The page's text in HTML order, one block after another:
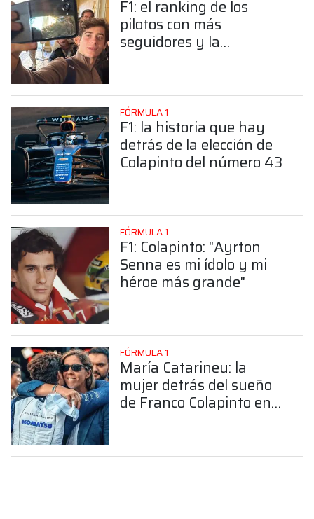
F1: el ranking de los
pilotos con más
seguidores y la
FÓRMULA 1
F1: la historia que hay
detrás de la elección de
Colapinto del número 43
FÓRMULA 1
F1: Colapinto: "Ayrton
Senna es mi ídolo y mi
héroe más grande"
FÓRMULA 1
María Catarineu: la
mujer detrás del sueño
de Franco Colapinto en